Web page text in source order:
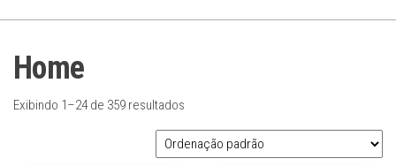
Home
Exibindo 1–24 de 359 resultados